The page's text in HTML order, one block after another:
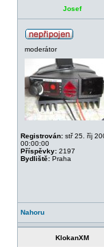
Josef
moderátor
Registrován: stř 25. říj
00:00:00
Příspěvky: 2197
Bydliště: Praha
Nahoru
KlokanXM